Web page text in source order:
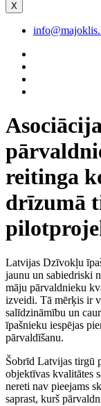
X
reitinga
drīzumā
Latvijas Dzīvokļu
jaunu un sabiedriski
māju pārvaldnieku
izveidi. Tā mērķis ir
salīdzināmību un
īpašnieku iespējas
pārvaldīšanu.
Šobrīd Latvijas tirgū
objektīvas kvalitātes
nereti nav pieejams
saprast, kurš